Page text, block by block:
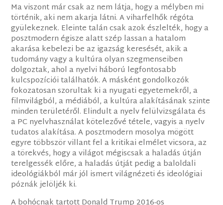
Ma viszont már csak az nem látja, hogy a mélyben mi
történik, aki nem akarja látni. A viharfelhők régóta
gyülekeznek. Eleinte talán csak azok észlelték, hogy a
posztmodern égisze alatt szép lassan a hatalom
akarása kebelezi be az igazság keresését, akik a
tudomány vagy a kultúra olyan szegmenseiben
dolgoztak, ahol a nyelvi háború legfontosabb
kulcspozíciói találhatók. A másként gondolkozók
fokozatosan szorultak ki a nyugati egyetemekről, a
filmvilágból, a médiából, a kultúra alakításának szinte
minden területéről. Elindult a nyelv felülvizsgálata és
a PC nyelvhasználat kötelezővé tétele, vagyis a nyelv
tudatos alakítása. A posztmodern mosolya mögött
egyre többször villant fel a kritikai elmélet vicsora, az
a törekvés, hogy a világot mégiscsak a haladás útján
terelgessék előre, a haladás útját pedig a baloldali
ideológiákból már jól ismert világnézeti és ideológiai
póznák jelöljék ki.